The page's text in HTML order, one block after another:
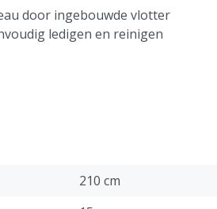
door ingebouwde vlotter
ledigen en reinigen
210 cm